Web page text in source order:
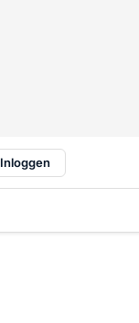
Inloggen